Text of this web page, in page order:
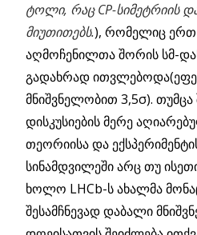
ტოლი, რაც CP-სიმეტრიის
მიუთითებს.), რომელიც ერთ
აღმოჩენილთა შორის სმ-
გადახრად
მნიშვნელობით 3,5σ).
დისკუსიების მერე
თეორიისა და
სინამდვილეში არც თუ
ხოლო LHCb-ს ახალმა
შესამჩნევად დაბალი